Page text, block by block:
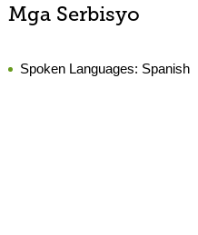
Mga Serbisyo
Spoken Languages: Spanish